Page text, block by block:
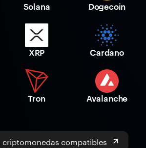
Solana Dogecoin
XRP Cardano
Tron Avalanche
criptomonedas compatibles